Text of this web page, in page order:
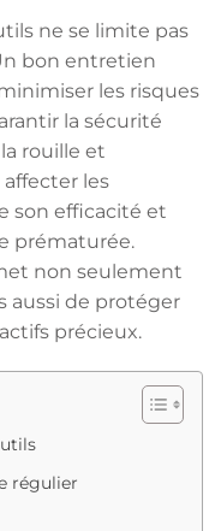
ne se limite pas
bon entretien
les risques
la sécurité
rouille et
les
son efficacité et
prématurée.
non seulement
aussi de protéger
précieux.
régulier